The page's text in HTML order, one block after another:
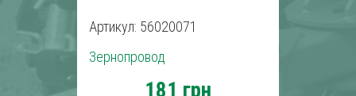
Артикул: 56020071
Зернопровод
181 грн